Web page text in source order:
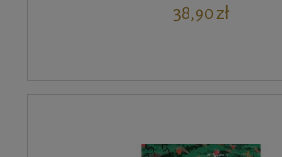
38,90 zł